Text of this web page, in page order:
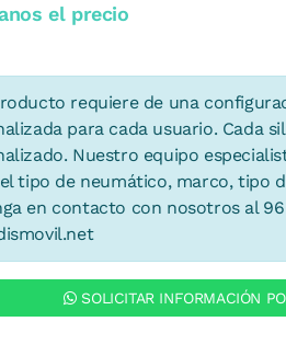
el precio
requiere de una
para cada usuario. Cada
Nuestro equipo
tipo de neumático, marco, tipo
en contacto con nosotros al
SOLICITAR INFORMACIÓN